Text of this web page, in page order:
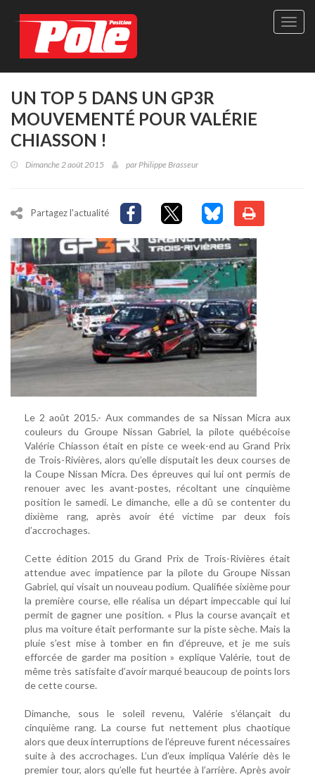
Site
UN TOP 5 DANS UN GP3R
MOUVEMENTÉ POUR VALÉRIE
CHIASSON !
Dimanche 2 août 2015 parPhilippe Brasseur
Partagez l'actualité
Le 2 août 2015.- Aux commandes de sa Nissan Micra aux
couleurs du Groupe Nissan Gabriel, la pilote québécoise
Valérie Chiasson était en piste ce week-end au Grand Prix
de Trois-Rivières, alors qu’elle disputait les deux courses de
la Coupe Nissan Micra. Des épreuves qui lui ont permis de
renouer avec les avant-postes, récoltant une cinquième
position le samedi. Le dimanche, elle a dû se contenter du
dixième rang, après avoir été victime par deux fois
d’accrochages.
Cette édition 2015 du Grand Prix de Trois-Rivières était
attendue avec impatience par la pilote du Groupe Nissan
Gabriel, qui visait un nouveau podium. Qualifiée sixième pour
la première course, elle réalisa un départ impeccable qui lui
permit de gagner une position. « Plus la course avançait et
plus ma voiture était performante sur la piste sèche. Mais la
pluie s’est mise à tomber en fin d’épreuve, et je me suis
efforcée de garder ma position » explique Valérie, tout de
même très satisfaite d’avoir marqué beaucoup de points lors
de cette course.
Dimanche, sous le soleil revenu, Valérie s’élançait du
cinquième rang. La course fut nettement plus chaotique
alors que deux interruptions de l’épreuve furent nécessaires
suite à des accrochages. L’un d’eux impliqua Valérie dès le
premier tour, alors qu’elle fut heurtée à l’arrière. Après avoir